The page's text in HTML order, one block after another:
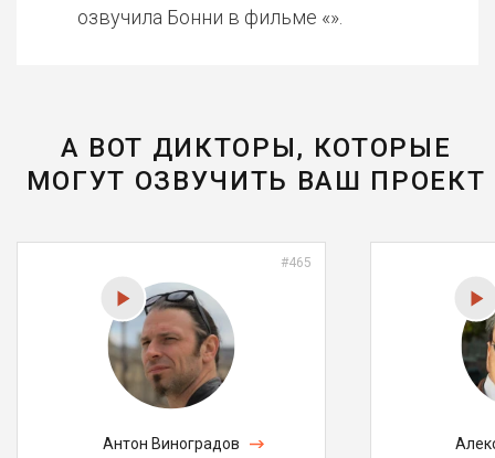
озвучила Бонни в фильме «».
А ВОТ ДИКТОРЫ, КОТОРЫЕ
МОГУТ ОЗВУЧИТЬ ВАШ ПРОЕКТ
#465
Антон Виноградов